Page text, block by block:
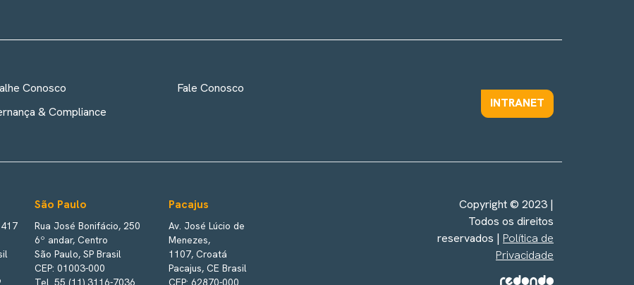
Conosco
& Compliance
Fale Conosco
INTRANET
São Paulo
Rua José Bonifácio, 250
6º andar, Centro
São Paulo, SP Brasil
CEP: 01003-000
Tel. 55 (11) 3116-7036
Pacajus
Av. José Lúcio de
Menezes,
1107, Croatá
Pacajus, CE Brasil
CEP: 62870-000
Copyright © 2023 |
Todos os direitos
reservados | Política de
Privacidade